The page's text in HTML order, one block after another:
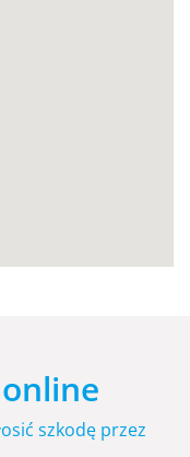
szkodę przez